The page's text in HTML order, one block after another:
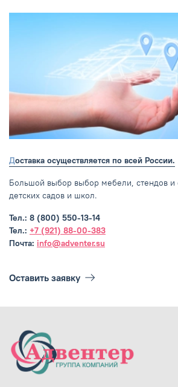
Доставка осуществляется по всей России.
Большой выбор выбор мебели, стендов и
детских садов и школ.
Тел.: 8 (800) 550-13-14
Тел.: +7 (921) 88-00-383
Почта: info@adventer.su
Оставить заявку